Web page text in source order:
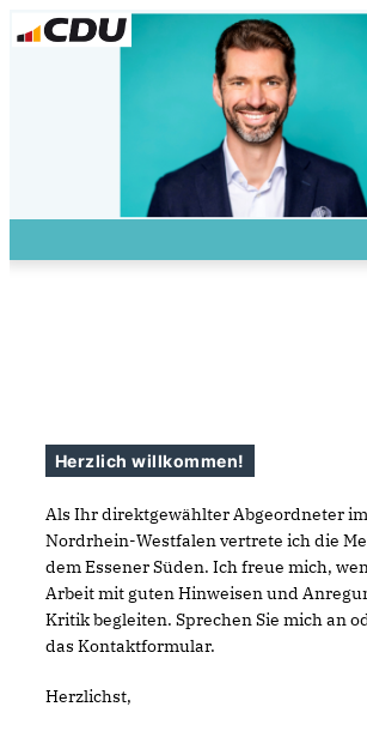
Herzlich willkommen!
Als Ihr direktgewählter Abgeordneter
Nordrhein-Westfalen vertrete ich die
dem Essener Süden. Ich freue mich,
Arbeit mit guten Hinweisen und
Kritik begleiten. Sprechen Sie mich an
das Kontaktformular.
Herzlichst,